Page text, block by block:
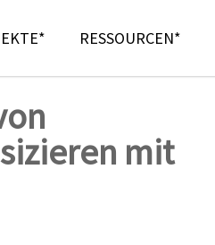
RESSOURCEN*
mit